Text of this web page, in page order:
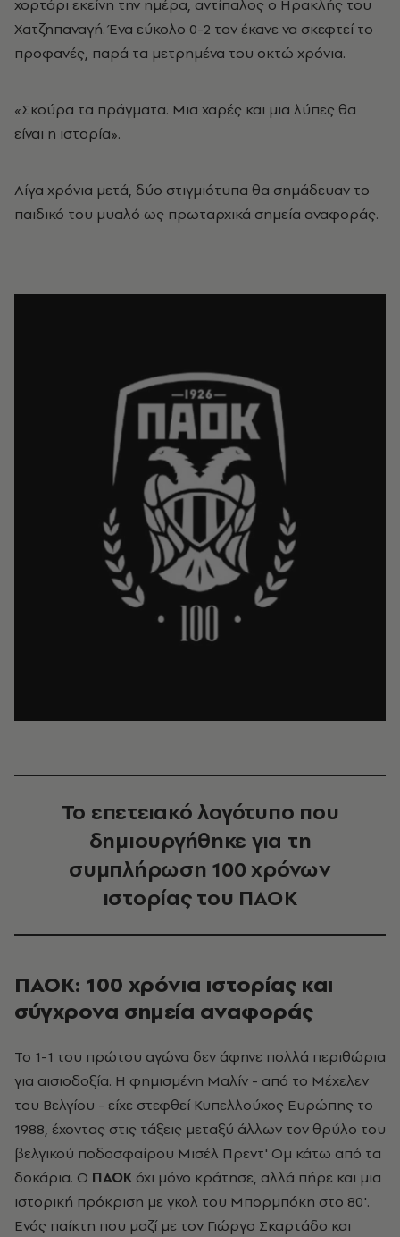
χορτάρι εκείνη την ημέρα, αντίπαλος ο Ηρακλής του
Χατζηπαναγή. Ένα εύκολο 0-2 τον έκανε να σκεφτεί το
προφανές, παρά τα μετρημένα του οκτώ χρόνια.
«Σκούρα τα πράγματα. Μια χαρές και μια λύπες θα
είναι η ιστορία».
Λίγα χρόνια μετά, δύο στιγμιότυπα θα σημάδευαν το
παιδικό του μυαλό ως πρωταρχικά σημεία αναφοράς.
Το επετειακό λογότυπο που
δημιουργήθηκε για τη
συμπλήρωση 100 χρόνων
ιστορίας του ΠΑΟΚ
ΠΑΟΚ: 100 χρόνια ιστορίας και
σύγχρονα σημεία αναφοράς
Το 1-1 του πρώτου αγώνα δεν άφηνε πολλά περιθώρια
για αισιοδοξία. Η φημισμένη Μαλίν - από το Μέχελεν
του Βελγίου - είχε στεφθεί Κυπελλούχος Ευρώπης το
1988, έχοντας στις τάξεις μεταξύ άλλων τον θρύλο του
βελγικού ποδοσφαίρου Μισέλ Πρεντ' Ομ κάτω από τα
δοκάρια. Ο ΠΑΟΚ όχι μόνο κράτησε, αλλά πήρε και μια
ιστορική πρόκριση με γκολ του Μπορμπόκη στο 80'.
Ενός παίκτη που μαζί με τον Γιώργο Σκαρτάδο και